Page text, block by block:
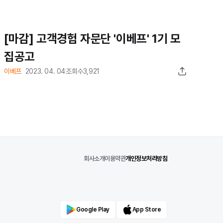
[마감] 고객경험 자문단 '이베프' 1기 모
집공고
이베프 2023. 04. 04조회수3,921
회사소개이용약관개인정보처리방침
Google Play App Store